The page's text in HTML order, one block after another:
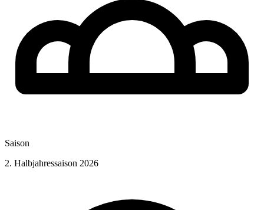
Saison
2. Halbjahressaison 2026